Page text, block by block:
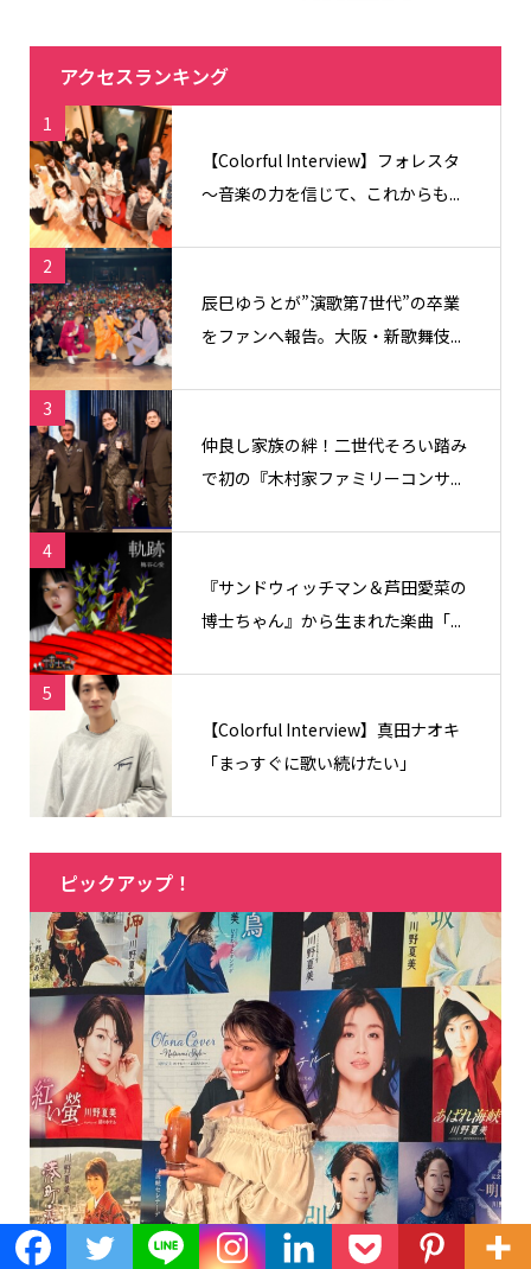
アクセスランキング
1
【Colorful Interview】フォレスタ
〜音楽の力を信じて、これからも...
2
辰巳ゆうとが”演歌第7世代”の卒業
をファンへ報告。大阪・新歌舞伎...
3
仲良し家族の絆！二世代そろい踏み
で初の『木村家ファミリーコンサ...
4
『サンドウィッチマン＆芦田愛菜の
博士ちゃん』から生まれた楽曲「...
5
【Colorful Interview】真田ナオキ
「まっすぐに歌い続けたい」
ピックアップ！